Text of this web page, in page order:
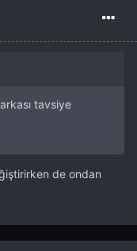
tavsiye
de ondan